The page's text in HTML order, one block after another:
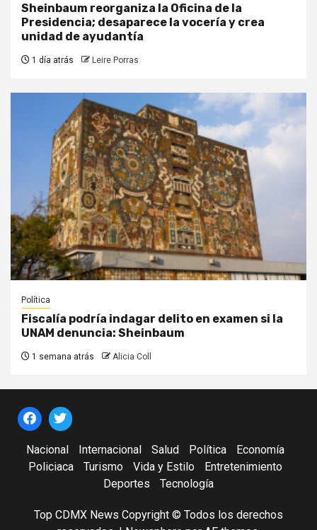
Sheinbaum reorganiza la Oficina de la
Presidencia; desaparece la vocería y crea
unidad de ayudantía
1 día atrás Leire Porras
Política
Fiscalía podría indagar delito en examen si la
UNAM denuncia: Sheinbaum
1 semana atrás Alicia Coll
Nacional Internacional Salud Política
Economía
Policiaca
Turismo Vida y Estilo
Entretenimiento
Deportes
Tecnología
Top CDMX News Copyright © Todos los derechos